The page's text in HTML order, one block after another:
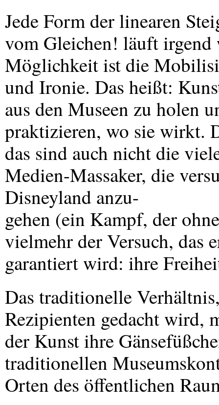
Jede Form der linearen
vom Gleichen! läuft irgend
Möglichkeit ist die
und Ironie. Das heißt:
aus den Museen zu holen
praktizieren, wo sie wirkt.
das sind auch nicht die
Medien-Massaker, die
Disneyland anzu-
gehen (ein Kampf, der
vielmehr der Versuch, das
garantiert wird: ihre
Das traditionelle
Rezipienten gedacht wird,
der Kunst ihre
traditionellen
Orten des öffentlichen